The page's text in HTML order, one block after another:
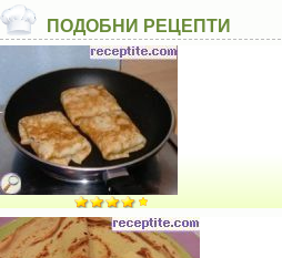
ПОДОБНИ РЕЦЕПТИ